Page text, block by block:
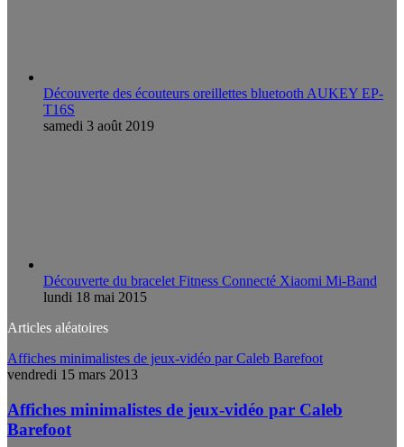
Découverte des écouteurs oreillettes bluetooth AUKEY EP-
T16S
samedi 3 août 2019
Découverte du bracelet Fitness Connecté Xiaomi Mi-Band
lundi 18 mai 2015
Articles aléatoires
Affiches minimalistes de jeux-vidéo par Caleb Barefoot
vendredi 15 mars 2013
Affiches minimalistes de jeux-vidéo par Caleb
Barefoot